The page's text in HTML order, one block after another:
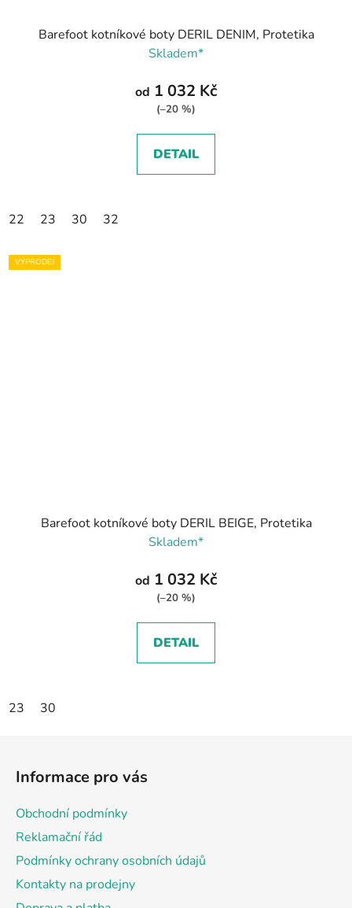
Barefoot kotníkové boty DERIL DENIM, Protetika
Skladem*
od 1 032 Kč
(–20 %)
DETAIL
22 23 30 32
VÝPRODEJ
Barefoot kotníkové boty DERIL BEIGE, Protetika
Skladem*
od 1 032 Kč
(–20 %)
DETAIL
23 30
Informace pro vás
Obchodní podmínky
Reklamační řád
Podmínky ochrany osobních údajů
Kontakty na prodejny